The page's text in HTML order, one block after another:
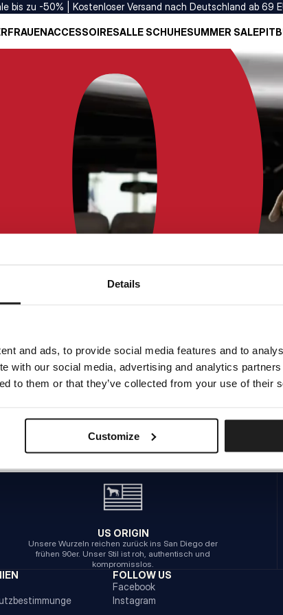
Details
and ads, to provide social media features and to
with our social media, advertising and analytics
to them or that they’ve collected from your use of their
Customize
bis zu -50% | Kostenloser Versand nach Deutschland ab 69
FRAUENACCESSOIRESALLE SCHUHESUMMER SALE
INTERNER SERVERFEHLER
ZURÜCK ZUR STARTSEITE
US ORIGIN
Unsere Wurzeln reichen zurück ins San Diego der
frühen 90er. Unser Stil ist roh, authentisch und
kompromisslos.
FOLLOW US
Facebook
Instagram